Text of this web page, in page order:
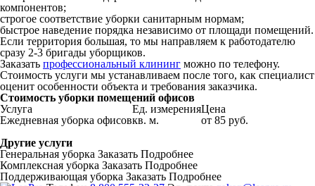
компонентов;
строгое соответствие уборки санитарным нормам;
быстрое наведение порядка независимо от площади помещений.
Если территория большая, то мы направляем к работодателю
сразу 2-3 бригады уборщиков.
Заказать профессиональный клининг можно по телефону.
Стоимость услуги мы устанавливаем после того, как специалист
оценит особенности объекта и требования заказчика.
Стоимость уборки помещений офисов
Услуга
Ед. измеренияЦена
Ежедневная уборка офисовкв. м.
от 85 руб.
Другие услуги
Генеральная уборка Заказать Подробнее
Комплексная уборка Заказать Подробнее
Поддерживающая уборка Заказать Подробнее